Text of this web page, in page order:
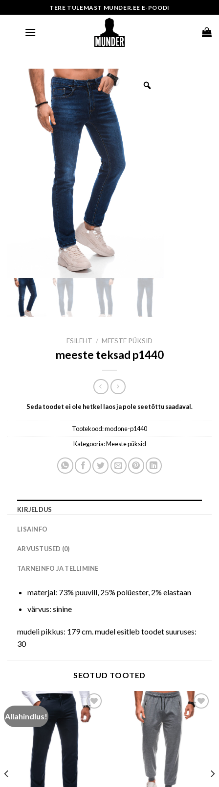
to
TERE TULEMAST MUNDER.EE E-POODI
ESILEHT / MEESTE PÜKSID
meeste teksad p1440
Seda toodet ei ole hetkel laos ja pole seetõttu saadaval.
Tootekood:modone-p1440
Kategooria:Meeste püksid
KIRJELDUS
LISAINFO
ARVUSTUSED (0)
TARNEINFO JA TELLIMINE
materjal: 73% puuvill, 25% polüester, 2% elastaan
värvus: sinine
mudeli pikkus: 179 cm. mudel esitleb toodet suuruses:
30
SEOTUD TOOTED
Allahindlus!
Add to wishlist
Add to wishlist